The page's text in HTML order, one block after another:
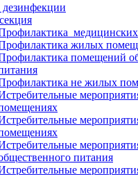
жилых
помещений
не жилых
питания